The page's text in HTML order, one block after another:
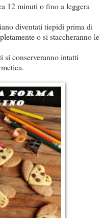
12 minuti o fino a leggera
diventati tiepidi prima di
o si staccheranno le
si conserveranno intatti